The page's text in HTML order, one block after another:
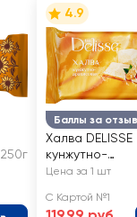
250г
Баллы за отзыв
4.9
Халва DELISSE
кунжутно-
арахисовая
Цена за 1 шт
С Картой №1